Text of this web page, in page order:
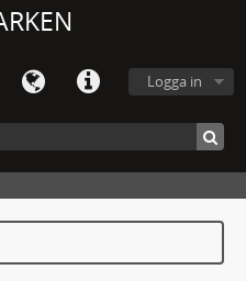
Logga in